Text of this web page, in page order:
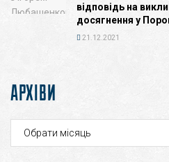
відповідь на
досягнення у
21.12.2021
АРХІВИ
Архіви